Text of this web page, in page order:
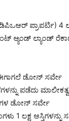
ಪ್ರಾಪರ್ಟಿ) 4
ಆ್ಯಂಡ್ ಲ್ಯಾಂಡ್
ಈಗಾಗಲೆ ಡೋನ್ ಸರ್ವೇ
ಪಡೆದು ಮಾಲೀಕತ್ವ
ಡೋನ್ ಸರ್ವೇ
1 ಲಕ್ಷ ಆಸ್ತಿಗಳನ್ನು